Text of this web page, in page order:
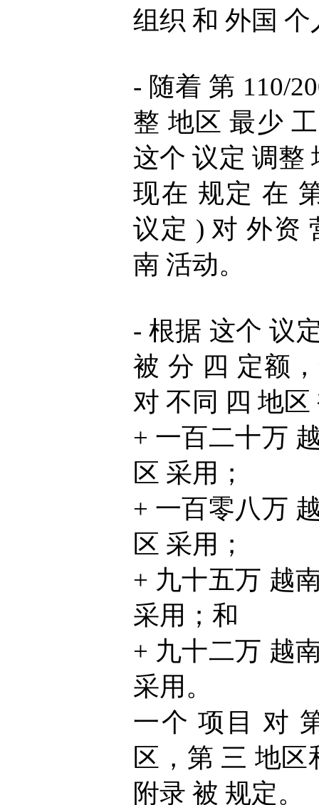
组织 和 外国
- 随着 第 110/
整 地区 最少
这个 议定 调整
现在 规定 在
议定 ) 对 外资
南 活动。
- 根据 这个 议
被 分 四 定额
对 不同 四 地
+ 一百二十万
区 采用；
+ 一百零八万
区 采用；
+ 九十五万 越
采用；和
+ 九十二万 越
采用。
一个 项目 对
区，第 三 地
附录 被 规定。